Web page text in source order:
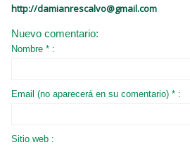
http://damianrescalvo@gmail.com
Nuevo comentario:
Nombre * :
Email (no aparecerá en su comentario) * :
Sitio web :